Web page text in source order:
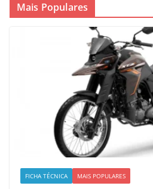
Mais Populares
FICHA TÉCNICA MAIS POPULARES